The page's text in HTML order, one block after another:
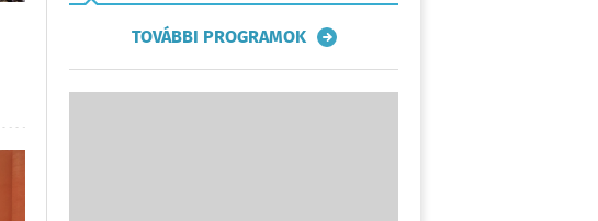
TOVÁBBI PROGRAMOK